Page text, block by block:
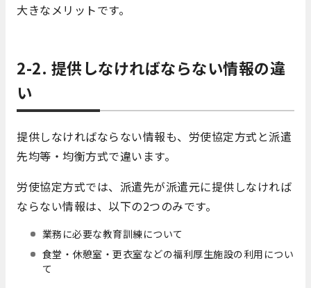
大きなメリットです。
2-2. 提供しなければならない情報の違
い
提供しなければならない情報も、労使協定方式と派遣
先均等・均衡方式で違います。
労使協定方式では、派遣先が派遣元に提供しなければ
ならない情報は、以下の2つのみです。
業務に必要な教育訓練について
食堂・休憩室・更衣室などの福利厚生施設の利用につい
て